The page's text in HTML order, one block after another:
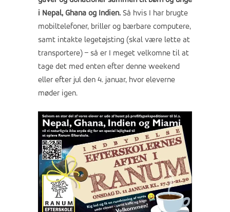
i Nepal, Ghana og Indien. Så hvis I har brugte
mobiltelefoner, briller og bærbare computere,
samt intakte legetøjsting (skal være lette at
transportere) – så er I meget velkomne til at
tage det med enten efter denne weekend
eller efter jul den 4. januar, hvor eleverne
møder igen.